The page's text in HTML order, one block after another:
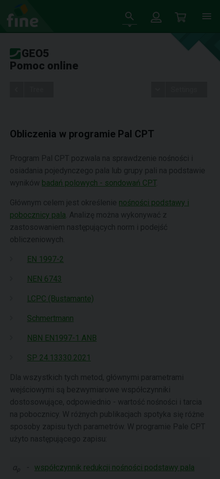
GEO5
Pomoc online
Obliczenia w programie Pal CPT
Program Pal CPT pozwala na sprawdzenie nośności i
osiadania pojedynczego pala lub grupy pali na podstawie
wyników badań polowych - sondowań CPT.
Głównym celem jest określenie nośności podstawy i
pobocznicy pala . Analizę można wykonywać z
zastosowaniem następujących norm i podejść
obliczeniowych.
EN 1997-2
NEN 6743
LCPC (Bustamante)
Schmertmann
NBN EN1997-1 ANB
SP 24.13330.2021
Dla wszystkich tych metod, głównymi parametrami
wejściowymi są bezwymiarowe współczynniki
dostosowujące, odpowiednio - wartość nośności i tarcia
na pobocznicy. W różnych publikacjach spotyka się różne
sposoby zapisu tych parametrów. W programie Pale CPT
użyto następującego zapisu:
αp - współczynnik redukcji nośności podstawy pala